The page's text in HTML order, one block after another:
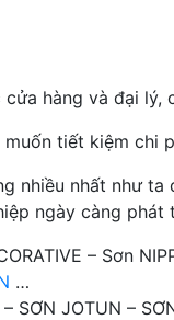
hàng và đại
tiết kiệm chi
nhiều nhất như
ngày càng
– Sơn
…
SƠN JOTUN –